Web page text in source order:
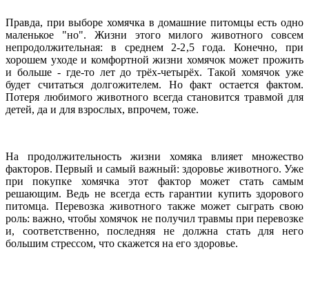
Правда, при выборе хомячка в домашние питомцы есть одно
маленькое "но". Жизни этого милого животного совсем
непродолжительная: в среднем 2-2,5 года. Конечно, при
хорошем уходе и комфортной жизни хомячок может прожить
и больше - где-то лет до трёх-четырёх. Такой хомячок уже
будет считаться долгожителем. Но факт остается фактом.
Потеря любимого животного всегда становится травмой для
детей, да и для взрослых, впрочем, тоже.
На продолжительность жизни хомяка влияет множество
факторов. Первый и самый важный: здоровье животного. Уже
при покупке хомячка этот фактор может стать самым
решающим. Ведь не всегда есть гарантии купить здорового
питомца. Перевозка животного также может сыграть свою
роль: важно, чтобы хомячок не получил травмы при перевозке
и, соответственно, последняя не должна стать для него
большим стрессом, что скажется на его здоровье.